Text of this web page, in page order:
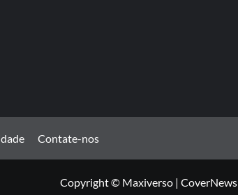
Contate-nos
Copyright © Maxiverso | CoverNews